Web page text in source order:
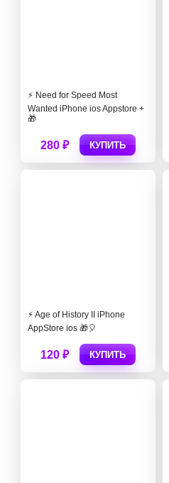
⚡️ Need for Speed Most
Wanted iPhone ios Appstore +
🎁
280 ₽ КУПИТЬ
⚡️ Age of History II iPhone
AppStore ios 🎁🎈
120 ₽ КУПИТЬ